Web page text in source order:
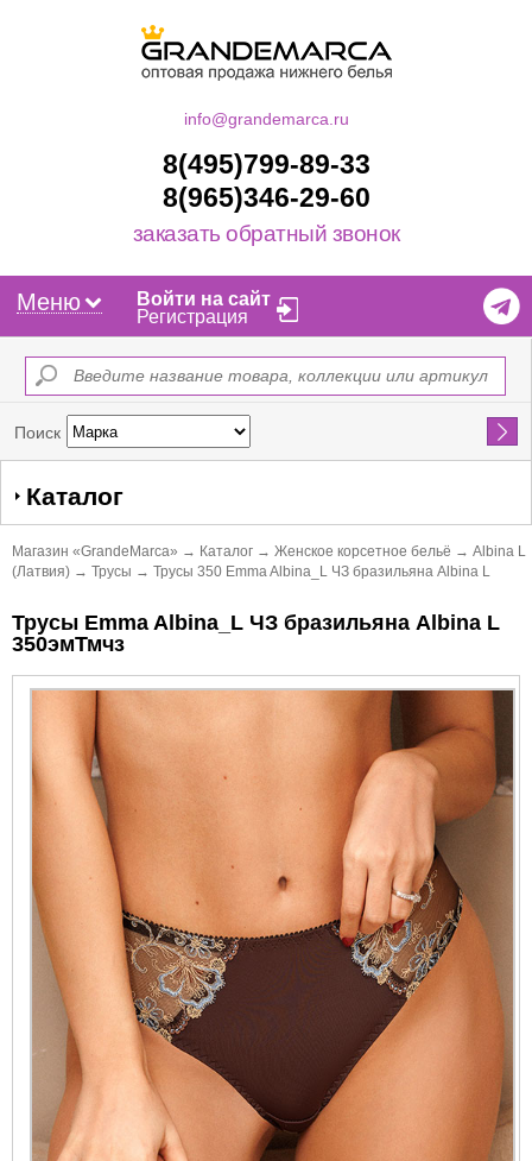
info@grandemarca.ru
8(495)799-89-33
8(965)346-29-60
заказать обратный звонок
Меню
Войти на сайт
Регистрация
Поиск Найти
Каталог
Магазин «GrandeMarca» → Каталог → Женское корсетное бельё → Albina L
(Латвия) → Трусы → Трусы 350 Emma Albina_L ЧЗ бразильяна Albina L
Трусы Emma Albina_L ЧЗ бразильяна Albina L
350эмТмчз